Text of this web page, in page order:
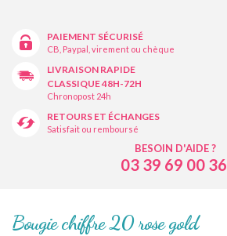
PAIEMENT SÉCURISÉ
CB, Paypal, virement ou chèque
LIVRAISON RAPIDE
CLASSIQUE 48H-72H
Chronopost 24h
RETOURS ET ÉCHANGES
Satisfait ou remboursé
BESOIN D'AIDE ?
03 39 69 00 36
Bougie chiffre 20 rose gold